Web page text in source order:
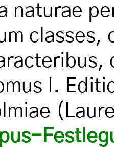
naturae
classes,
I.